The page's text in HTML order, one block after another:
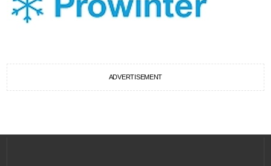
ADVERTISEMENT